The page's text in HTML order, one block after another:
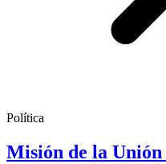
Política
Misión de la Unión